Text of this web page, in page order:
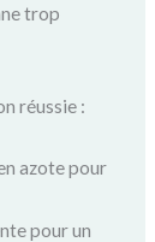
trop
réussie :
azote pour
pour un